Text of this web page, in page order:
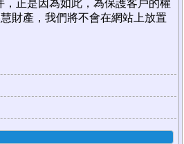
，正是因為如此，為保護客戶的權
財產，我們將不會在網站上放置